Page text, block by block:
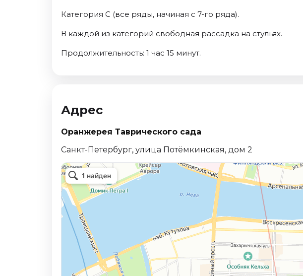
Категория C (все ряды, начиная с 7-го ряда).
В каждой из категорий свободная рассадка на стульях.
Продолжительность: 1 час 15 минут.
Адрес
Оранжерея Таврического сада
Санкт-Петербург, улица Потёмкинская, дом 2